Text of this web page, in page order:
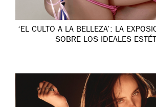
‘EL CULTO A LA BELLEZA’: LA
SOBRE LOS IDEALES